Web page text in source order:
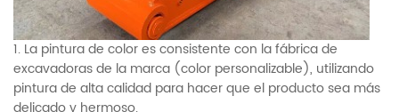
1. La pintura de color es consistente con la fábrica de
excavadoras de la marca (color personalizable), utilizando
pintura de alta calidad para hacer que el producto sea más
delicado y hermoso.